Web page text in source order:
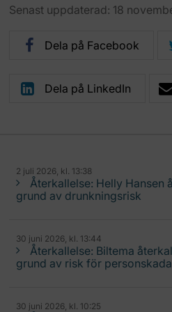
Senast uppdaterad: 18
Dela på Facebook
Dela på LinkedIn
2 juli 2026, kl. 13:38
Återkallelse: Helly Hansen
grund av drunkningsrisk
30 juni 2026, kl. 13:44
Återkallelse: Biltema
grund av risk för personskada
30 juni 2026, kl. 10:25